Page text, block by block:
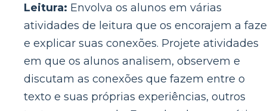
Leitura: Envolva os alunos em várias
atividades de leitura que os encorajem a
e explicar suas conexões. Projete atividades
em que os alunos analisem, observem e
discutam as conexões que fazem entre o
texto e suas próprias experiências, outros